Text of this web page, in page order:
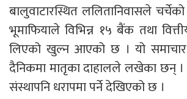
बालुवाटारस्थित ललितानिवासले
भूमाफियाले विभिन्न १५ बैंक तथा
लिएको खुल्न आएको छ । यो
दैनिकमा मातृका दाहालले लखेका छन्
संस्थापनि धरापमा पर्ने देखिएको छ ।